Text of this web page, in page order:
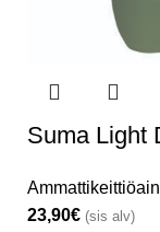
Suma Light
23,90€ (sis alv)